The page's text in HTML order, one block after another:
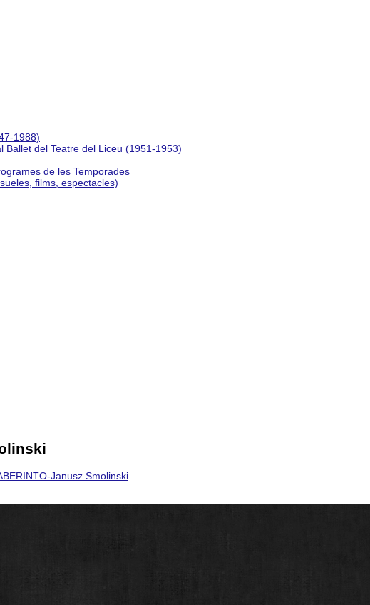
1988)
Ballet del Teatre del Liceu (1951-1953)
de les Temporades
films, espectacles)
Janusz Smolinski